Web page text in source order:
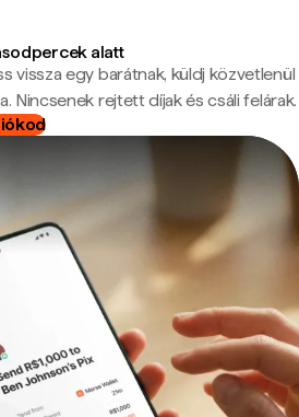
alatt
vissza egy barátnak, küldj közvetlenül
Nincsenek rejtett díjak és csáli felárak.